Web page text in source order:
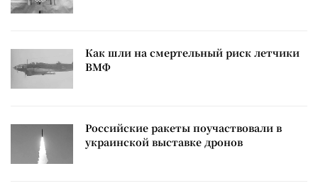
Как шли на смертельный риск летчики
ВМФ
Российские ракеты поучаствовали в
украинской выставке дронов